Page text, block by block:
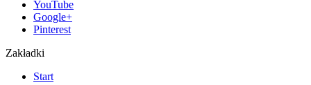
YouTube
Google+
Pinterest
Zakładki
Start